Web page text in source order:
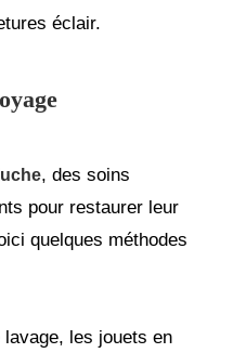
éclair.
, des soins
pour restaurer leur
quelques méthodes
les jouets en